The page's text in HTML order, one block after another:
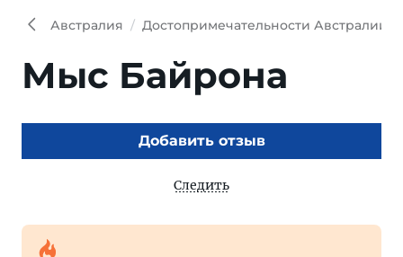
Австралия Достопримечательности Австралии
Мыс Байрона
Добавить отзыв
Следить